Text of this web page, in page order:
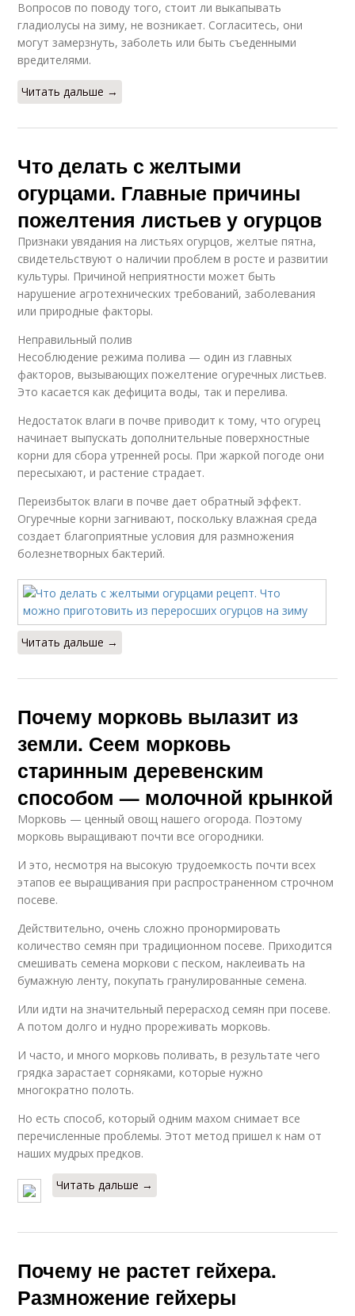
Вопросов по поводу того, стоит ли выкапывать
гладиолусы на зиму, не возникает. Согласитесь, они
могут замерзнуть, заболеть или быть съеденными
вредителями.
Читать дальше →
Что делать с желтыми
огурцами. Главные причины
пожелтения листьев у огурцов
Признаки увядания на листьях огурцов, желтые пятна,
свидетельствуют о наличии проблем в росте и развитии
культуры. Причиной неприятности может быть
нарушение агротехнических требований, заболевания
или природные факторы.
Неправильный полив
Несоблюдение режима полива — один из главных
факторов, вызывающих пожелтение огуречных листьев.
Это касается как дефицита воды, так и перелива.
Недостаток влаги в почве приводит к тому, что огурец
начинает выпускать дополнительные поверхностные
корни для сбора утренней росы. При жаркой погоде они
пересыхают, и растение страдает.
Переизбыток влаги в почве дает обратный эффект.
Огуречные корни загнивают, поскольку влажная среда
создает благоприятные условия для размножения
болезнетворных бактерий.
Читать дальше →
Почему морковь вылазит из
земли. Сеем морковь
старинным деревенским
способом — молочной крынкой
Морковь — ценный овощ нашего огорода. Поэтому
морковь выращивают почти все огородники.
И это, несмотря на высокую трудоемкость почти всех
этапов ее выращивания при распространенном строчном
посеве.
Действительно, очень сложно пронормировать
количество семян при традиционном посеве. Приходится
смешивать семена моркови с песком, наклеивать на
бумажную ленту, покупать гранулированные семена.
Или идти на значительный перерасход семян при посеве.
А потом долго и нудно прореживать морковь.
И часто, и много морковь поливать, в результате чего
грядка зарастает сорняками, которые нужно
многократно полоть.
Но есть способ, который одним махом снимает все
перечисленные проблемы. Этот метод пришел к нам от
наших мудрых предков.
Читать дальше →
Почему не растет гейхера.
Размножение гейхеры